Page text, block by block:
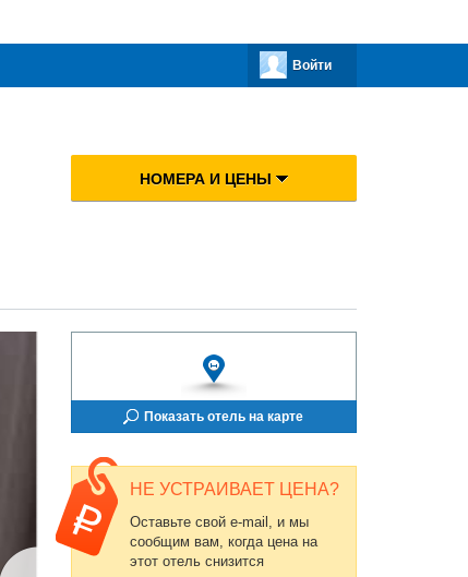
Войти
НОМЕРА И ЦЕНЫ
Показать отель на карте
НЕ УСТРАИВАЕТ ЦЕНА?
Оставьте свой e-mail, и мы
сообщим вам, когда цена на
этот отель снизится